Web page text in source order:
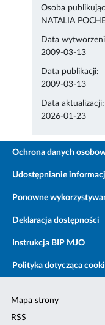
Osoba
NATALIA
Data
2009-03-13
Data publikacji:
2009-03-13
Data aktualizacji:
2026-01-23
Ochrona danych
Udostępnianie
Ponowne
Deklaracja dostępności
Instrukcja BIP MJO
Polityka dotycząca
Mapa strony
RSS